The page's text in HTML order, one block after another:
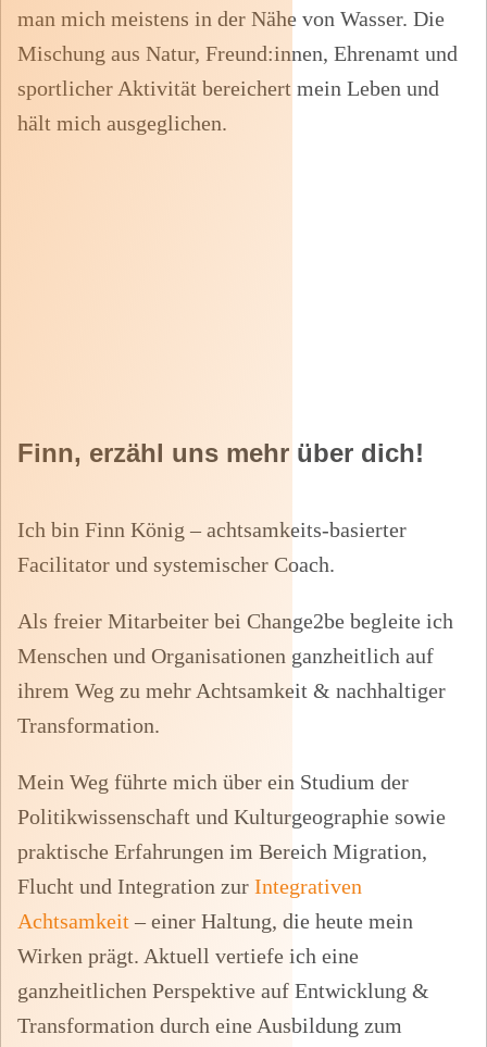
man mich meistens in der Nähe von Wasser. Die
Mischung aus Natur, Freund:innen, Ehrenamt und
sportlicher Aktivität bereichert mein Leben und
hält mich ausgeglichen.
Finn, erzähl uns mehr über dich!
Ich bin Finn König – achtsamkeits-basierter
Facilitator und systemischer Coach.
Als freier Mitarbeiter bei Change2be begleite ich
Menschen und Organisationen ganzheitlich auf
ihrem Weg zu mehr Achtsamkeit & nachhaltiger
Transformation.
Mein Weg führte mich über ein Studium der
Politikwissenschaft und Kulturgeographie sowie
praktische Erfahrungen im Bereich Migration,
Flucht und Integration zur Integrativen
Achtsamkeit – einer Haltung, die heute mein
Wirken prägt. Aktuell vertiefe ich eine
ganzheitlichen Perspektive auf Entwicklung &
Transformation durch eine Ausbildung zum